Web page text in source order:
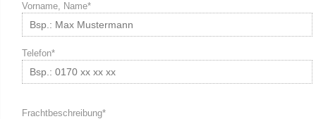
Vorname, Name*
Telefon*
Frachtbeschreibung*